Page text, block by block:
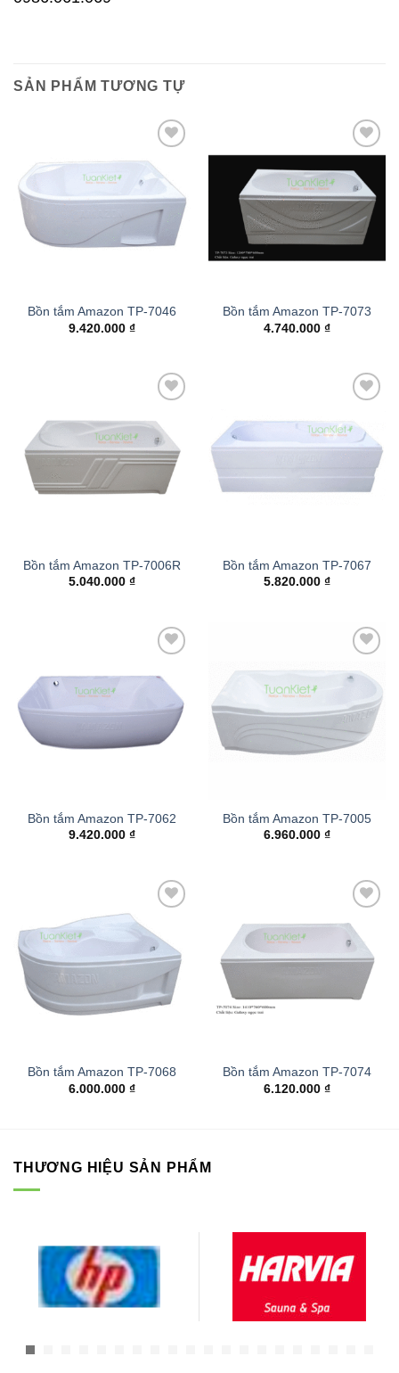
SẢN PHẨM TƯƠNG TỰ
Add to
wishlist
Bồn tắm Amazon TP-7046
9.420.000 ₫
wishlist
Bồn tắm Amazon TP-7073
4.740.000 ₫
wishlist
Bồn tắm Amazon TP-7006R
5.040.000 ₫
wishlist
Bồn tắm Amazon TP-7067
5.820.000 ₫
wishlist
Bồn tắm Amazon TP-7062
9.420.000 ₫
wishlist
Bồn tắm Amazon TP-7005
6.960.000 ₫
wishlist
Bồn tắm Amazon TP-7068
6.000.000 ₫
Add to
wishlist
Bồn tắm Amazon TP-7074
6.120.000 ₫
THƯƠNG HIỆU SẢN PHẨM